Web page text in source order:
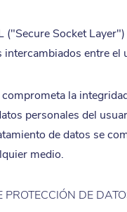
("Secure Socket
intercambiados entre el
comprometa la
personales del
de datos se
medio.
PROTECCIÓN DE